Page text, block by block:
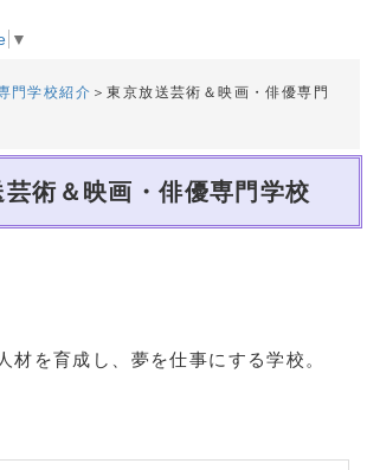
▼
門学校紹介 ＞東京放送芸術＆映画・俳優専門
術＆映画・俳優専門学校
材を育成し、夢を仕事にする学校。